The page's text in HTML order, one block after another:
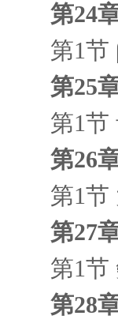
第24
第1节
第25
第1节
第26
第1节
第27
第1节
第28